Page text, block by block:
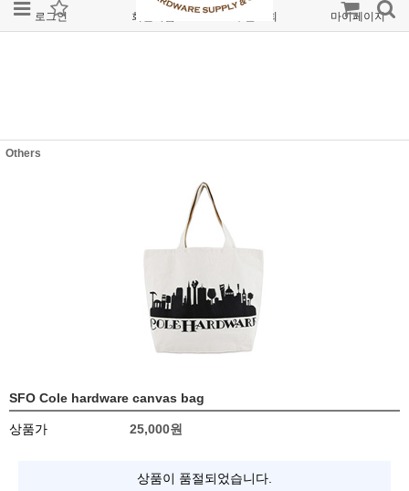
로그인 회원가입 주문조회 마이페이지
Others
SFO Cole hardware canvas bag
상품가 25,000원
상품이 품절되었습니다.